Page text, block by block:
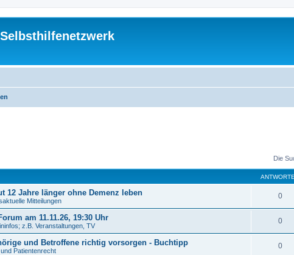
Die
12 Jahre länger ohne Demenz leben
Mitteilungen
0
am 11.11.26, 19:30 Uhr
z.B. Veranstaltungen, TV
0
und Betroffene richtig vorsorgen - Buchtipp
Patientenrecht
0